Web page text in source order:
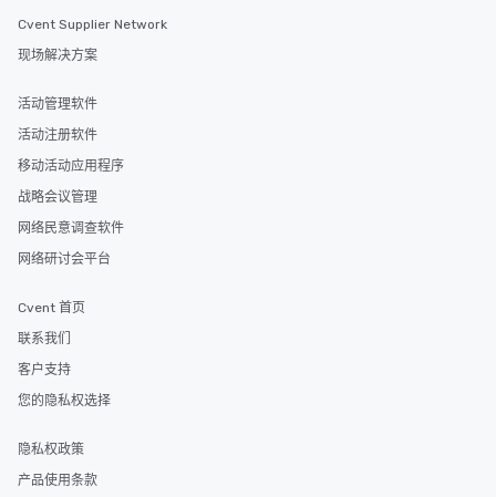
Cvent Supplier Network
现场解决方案
活动管理软件
活动注册软件
移动活动应用程序
战略会议管理
网络民意调查软件
网络研讨会平台
Cvent 首页
联系我们
客户支持
您的隐私权选择
隐私权政策
产品使用条款